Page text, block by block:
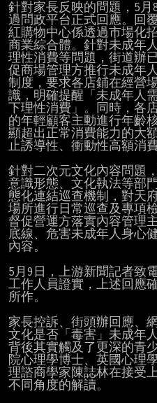
針對家長反映的問題，5
過問政平台正式回應。回
紅購物中心係透過市場化
商業綜合體。針對未成年
理性消費等問題，街道辦
促商場管理方推行未成年
制度，要求各店鋪在經營
識，明確提醒「未成年人
下理性消費」。同時，各
的年輕顧客主動進行年齡
顯超出正常消費能力的大
止誘導性、衝動性高額消費
針對二次元文化內容問題
意識形態、文化執法等部
態化連結巡查機制，對天
場所進行日常巡查及專項
督促營運方落實內容管理
底線、危害未成年人身心
內容。
5月9日，上游新聞記者致
工作人員證實，上述回應
所作。
家長控訴、街頭辦回應、
文化是否「毒害」未成年
背後其實觸及了更深的青
院心理學博士、英國心理
理諮商學家陳誌林在接受
不同角度的解讀。